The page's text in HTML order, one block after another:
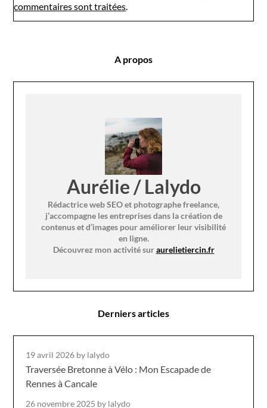
commentaires sont traitées.
A propos
Aurélie / Lalydo
Rédactrice web SEO et photographe freelance,
j’accompagne les entreprises dans la création de
contenus et d’images pour améliorer leur visibilité
en ligne.
Découvrez mon activité suraurelietiercin.fr
Derniers articles
19 avril 2026 by lalydo
Traversée Bretonne à Vélo : Mon Escapade de
Rennes à Cancale
26 novembre 2025 by lalydo